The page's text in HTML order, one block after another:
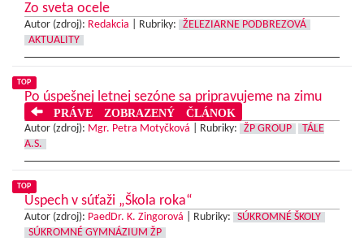
Zo sveta ocele
Autor (zdroj): Redakcia Rubriky:
ŽELEZIARNE PODBREZOVÁ
AKTUALITY
TOP
Po úspešnej letnej sezóne sa pripravujeme na zimu
PRÁVE ZOBRAZENÝ ČLÁNOK
Autor (zdroj): Mgr. Petra Motyčková Rubriky: ŽP GROUP
TÁLE
A.S.
TOP
Úspech v súťaži „Škola roka“
Autor (zdroj): PaedDr. K. Zingorová Rubriky:
SÚKROMNÉ ŠKOLY
SÚKROMNÉ GYMNÁZIUM ŽP